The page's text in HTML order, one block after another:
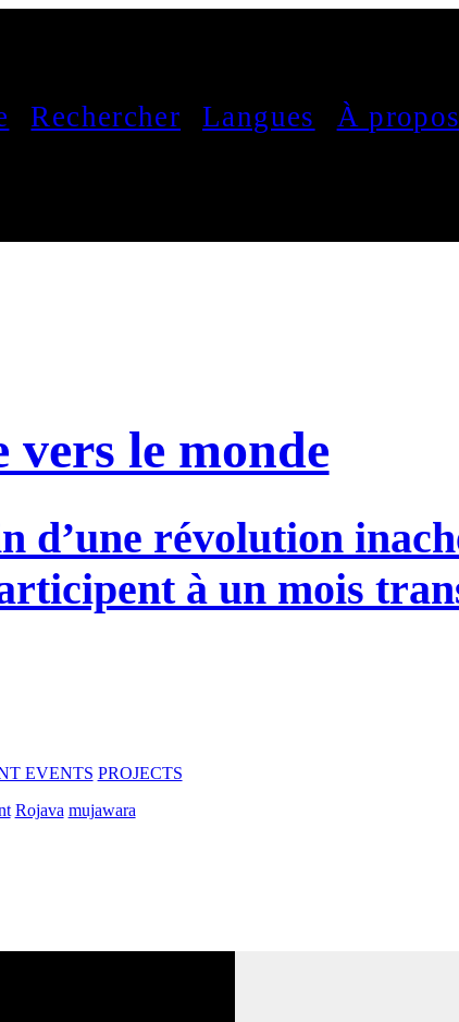
Rechercher Langues À propos
vers le monde
d’une révolution
à un mois
EVENTS PROJECTS
Rojava mujawara